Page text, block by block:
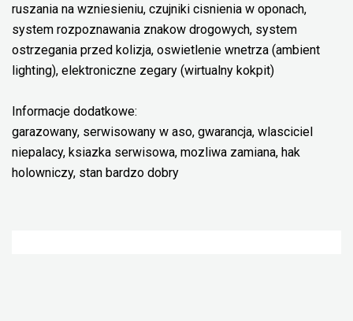
ruszania na wzniesieniu, czujniki cisnienia w oponach,
system rozpoznawania znakow drogowych, system
ostrzegania przed kolizja, oswietlenie wnetrza (ambient
lighting), elektroniczne zegary (wirtualny kokpit)
Informacje dodatkowe:
garazowany, serwisowany w aso, gwarancja, wlasciciel
niepalacy, ksiazka serwisowa, mozliwa zamiana, hak
holowniczy, stan bardzo dobry